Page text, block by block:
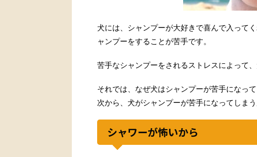
犬には、シャンプーが大好きで喜んで入って
ャンプーをすることが苦手です。
苦手なシャンプーをされるストレスによって
それでは、なぜ犬はシャンプーが苦手になっ
次から、犬がシャンプーが苦手になってしま
シャワーが怖いから